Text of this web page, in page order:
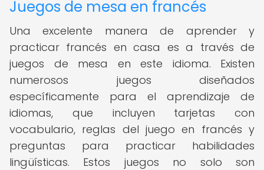
Juegos de mesa en francés
Una excelente manera de aprender y
practicar francés en casa es a través de
juegos de mesa en este idioma. Existen
numerosos juegos diseñados
específicamente para el aprendizaje de
idiomas, que incluyen tarjetas con
vocabulario, reglas del juego en francés y
preguntas para practicar habilidades
lingüísticas. Estos juegos no solo son